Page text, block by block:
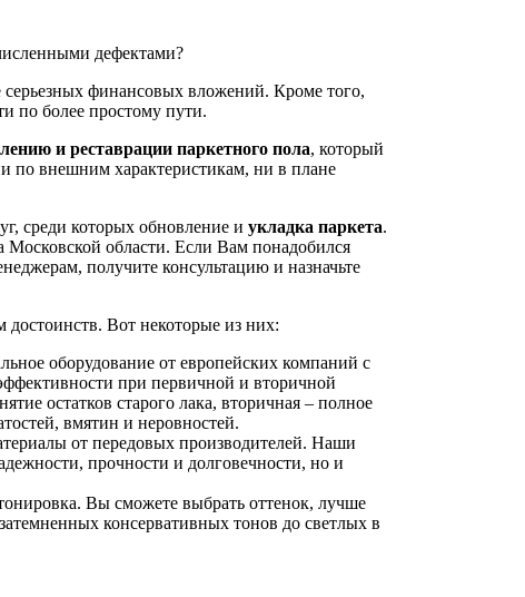
дефектами?
финансовых вложений. Кроме того,
по более простому пути.
и реставрации паркетного пола, который
по внешним характеристикам, ни в плане
среди которых обновление и укладка паркета.
области. Если Вам понадобился
получите консультацию и назначьте
Вот некоторые из них:
оборудование от европейских компаний с
при первичной и вторичной
остатков старого лака, вторичная – полное
вмятин и неровностей.
от передовых производителей. Наши
прочности и долговечности, но и
Вы сможете выбрать оттенок, лучше
консервативных тонов до светлых в